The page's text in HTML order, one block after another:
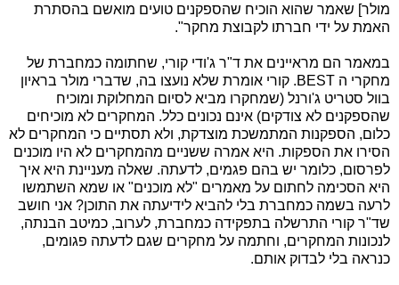
מולר] שאמר שהוא הוכיח שהספקנים טועים מואשם בהסתרת
האמת על ידי חברתו לקבוצת מחקר".
במאמר הם מראיינים את ד"ר ג'ודי קורי, שחתומה כמחברת של
מחקרי ה BEST. קורי אומרת שלא נועצו בה, שדברי מולר בראיון
בוול סטריט ג'ורנל (שמחקרו מביא לסיום המחלוקת ומוכיח
שהספקנים לא צודקים) אינם נכונים כלל. המחקרים לא מוכיחים
כלום, הספקנות המתמשכת מוצדקת, ולא תסתיים כי המחקרים לא
הסירו את הספקות. היא אמרה ששניים מהמחקרים לא היו מוכנים
לפרסום, כלומר יש בהם פגמים, לדעתה. שאלה מעניינת היא איך
היא הסכימה לחתום על מאמרים "לא מוכנים" או שמא השתמשו
לרעה בשמה כמחברת בלי להביא לידיעתה את התוכן? אני חושב
שד"ר קורי התרשלה בתפקידה כמחברת, לערוב, כמיטב הבנתה,
לנכונות המחקרים, וחתמה על מחקרים שגם לדעתה פגומים,
כנראה בלי לבדוק אותם.